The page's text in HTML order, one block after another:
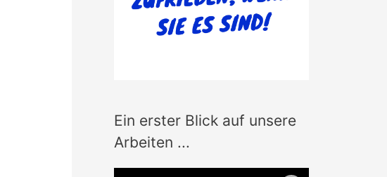
Ein erster Blick auf unsere
Arbeiten ...